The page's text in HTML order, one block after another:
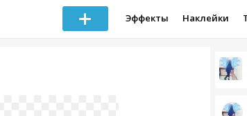
Эффекты Наклейки